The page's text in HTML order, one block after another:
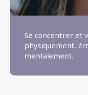
Se concentrer et
physiquement,
mentalement.